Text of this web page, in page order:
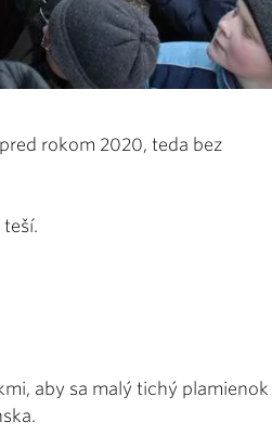
rokom 2020, teda bez
aby sa malý tichý plamienok